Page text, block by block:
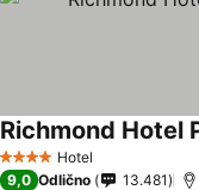
4 ZvezdiceHotel
9,0 Odlično 13.481